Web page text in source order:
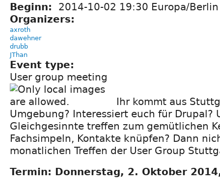
Beginn:
2014-10-02 19:30 Europa/Berlin
Organizers:
axroth
dawehner
drubb
JThan
Event type:
User group meeting
Ihr kommt aus
Umgebung? Interessiert euch für Drupal?
Gleichgesinnte treffen zum gemütlichen
Fachsimpeln, Kontakte knüpfen? Dann
monatlichen Treffen der User Group
Termin: Donnerstag, 2. Oktober